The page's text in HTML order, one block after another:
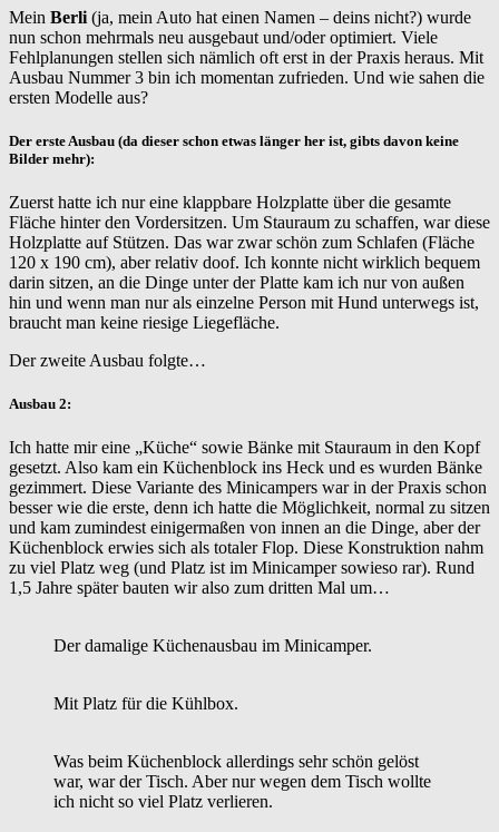
Mein Berli (ja, mein Auto hat einen Namen – deins nicht?) wurde
nun schon mehrmals neu ausgebaut und/oder optimiert. Viele
Fehlplanungen stellen sich nämlich oft erst in der Praxis heraus. Mit
Ausbau Nummer 3 bin ich momentan zufrieden. Und wie sahen die
ersten Modelle aus?
Der erste Ausbau (da dieser schon etwas länger her ist, gibts davon keine
Bilder mehr):
Zuerst hatte ich nur eine klappbare Holzplatte über die gesamte
Fläche hinter den Vordersitzen. Um Stauraum zu schaffen, war diese
Holzplatte auf Stützen. Das war zwar schön zum Schlafen (Fläche
120 x 190 cm), aber relativ doof. Ich konnte nicht wirklich bequem
darin sitzen, an die Dinge unter der Platte kam ich nur von außen
hin und wenn man nur als einzelne Person mit Hund unterwegs ist,
braucht man keine riesige Liegefläche.
Der zweite Ausbau folgte…
Ausbau 2:
Ich hatte mir eine „Küche“ sowie Bänke mit Stauraum in den Kopf
gesetzt. Also kam ein Küchenblock ins Heck und es wurden Bänke
gezimmert. Diese Variante des Minicampers war in der Praxis schon
besser wie die erste, denn ich hatte die Möglichkeit, normal zu sitzen
und kam zumindest einigermaßen von innen an die Dinge, aber der
Küchenblock erwies sich als totaler Flop. Diese Konstruktion nahm
zu viel Platz weg (und Platz ist im Minicamper sowieso rar). Rund
1,5 Jahre später bauten wir also zum dritten Mal um…
Der damalige Küchenausbau im Minicamper.
Mit Platz für die Kühlbox.
Was beim Küchenblock allerdings sehr schön gelöst
war, war der Tisch. Aber nur wegen dem Tisch wollte
ich nicht so viel Platz verlieren.